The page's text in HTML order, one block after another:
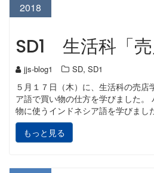
2018
SD1 生活科「売
jjs-blog1 SD, SD1
５月１７日（木）に、生活科の売
ア語で買い物の仕方を学びました。
物に使うインドネシア語を学びまし
もっと見る